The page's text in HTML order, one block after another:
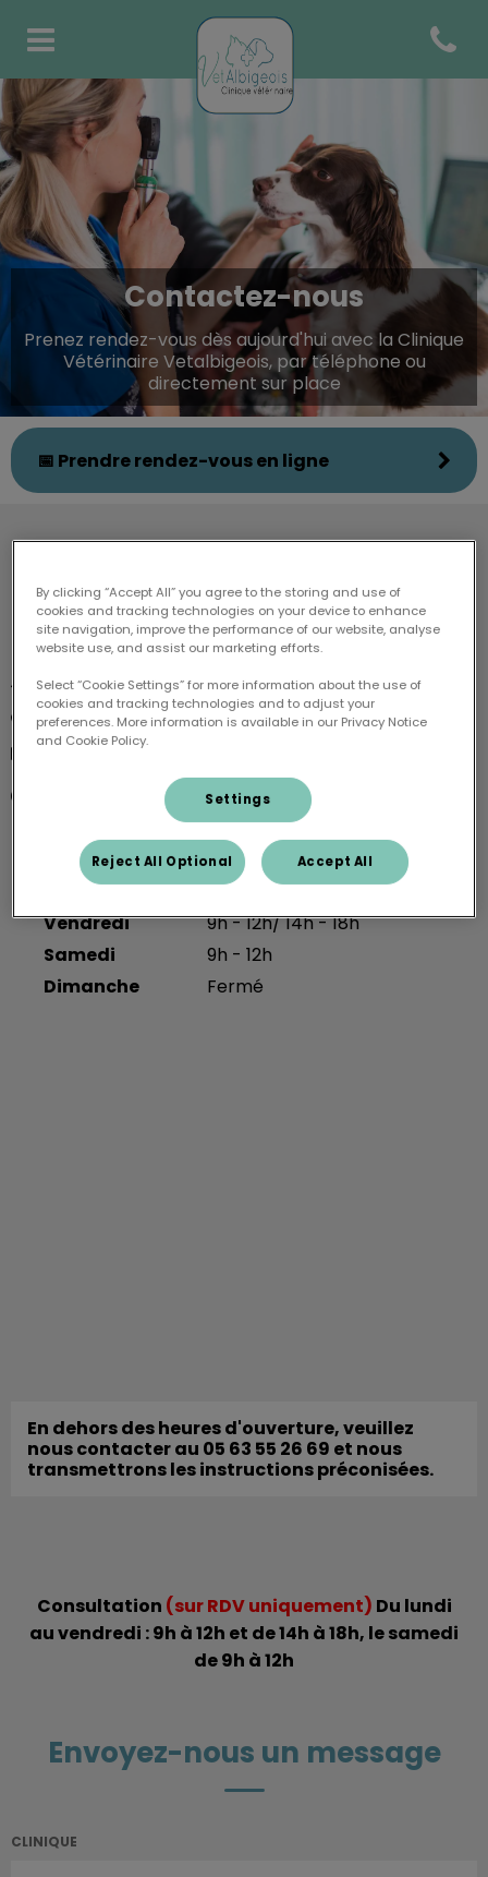
Page d'accueil de Clinique
Open
Contactez-nous
Prenez rendez-vous dès aujourd'hui avec la Clinique
Vétérinaire Vetalbigeois, par téléphone ou
directement sur place
📅 Prendre rendez-vous en ligne
Vetalbigeois
59 Rte de Taur, 81430 Villefranche-d'Albigeois
05 63 55 26 69
contact@vetalbigeois.com
9h - 12h/ 14h - 18h
9h - 12h/ 14h - 18h
Mercredi 9h - 12h/ 14h - 18h
9h - 12h/ 14h - 18h
Vendredi 9h - 12h/ 14h - 18h
Samedi 9h - 12h
Dimanche Fermé
En dehors des heures d'ouverture, veuillez
nous contacter au 05 63 55 26 69 et nous
transmettrons les instructions préconisées.
Consultation (sur RDV uniquement) Du lundi
au vendredi : 9h à 12h et de 14h à 18h, le samedi
de 9h à 12h
Envoyez-nous un message
CLINIQUE
By clicking “Accept All” you agree to the storing and use of
cookies and tracking technologies on your device to enhance
site navigation, improve the performance of our website, analyse
website use, and assist our marketing efforts.
Select “Cookie Settings” for more information about the use of
cookies and tracking technologies and to adjust your
preferences. More information is available in our Privacy Notice
and Cookie Policy.
Settings
Reject All Optional Accept All